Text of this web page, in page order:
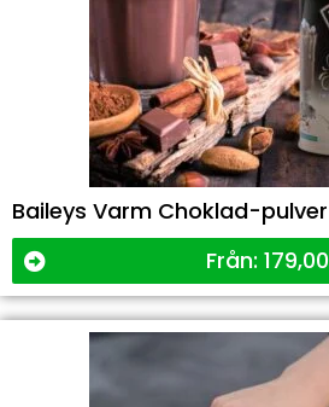
Baileys Varm Choklad-pulver
Från: 179,00